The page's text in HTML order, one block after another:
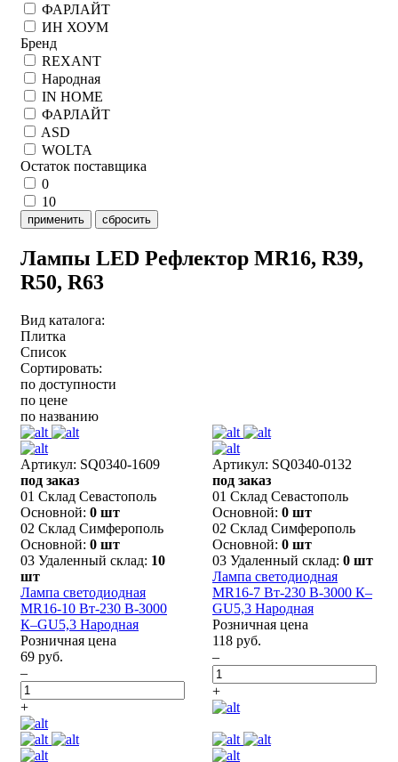
ФАРЛАЙТ
ИН ХОУМ
Бренд
REXANT
Народная
IN HOME
ФАРЛАЙТ
ASD
WOLTA
Остаток поставщика
0
10
применить сбросить
Лампы LED Рефлектор MR16, R39,
R50, R63
Вид каталога:
Плитка
Список
Сортировать:
по доступности
по цене
по названию
Артикул: SQ0340-1609
под заказ
01 Склад Севастополь
Основной: 0 шт
02 Склад Симферополь
Основной: 0 шт
03 Удаленный склад: 10
шт
Лампа светодиодная
MR16-10 Вт-230 В-3000
К–GU5,3 Народная
Розничная цена
69 руб.
–
+
Артикул: SQ0340-0132
под заказ
01 Склад Севастополь
Основной: 0 шт
02 Склад Симферополь
Основной: 0 шт
03 Удаленный склад: 0 шт
Лампа светодиодная
MR16-7 Вт-230 В-3000 К–
GU5,3 Народная
Розничная цена
118 руб.
–
+